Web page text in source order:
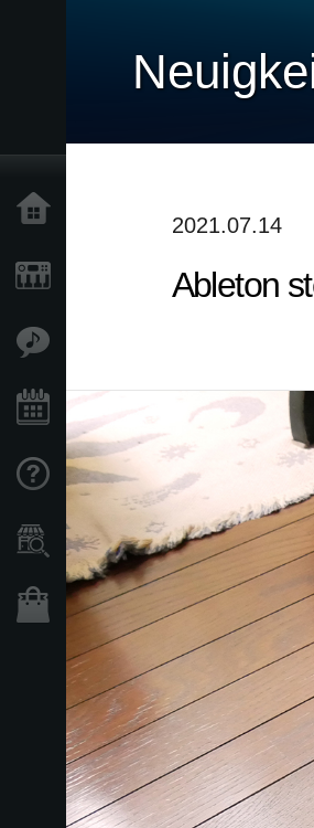
Support
Händlersuche
Shop
2021.07.14
Ableton